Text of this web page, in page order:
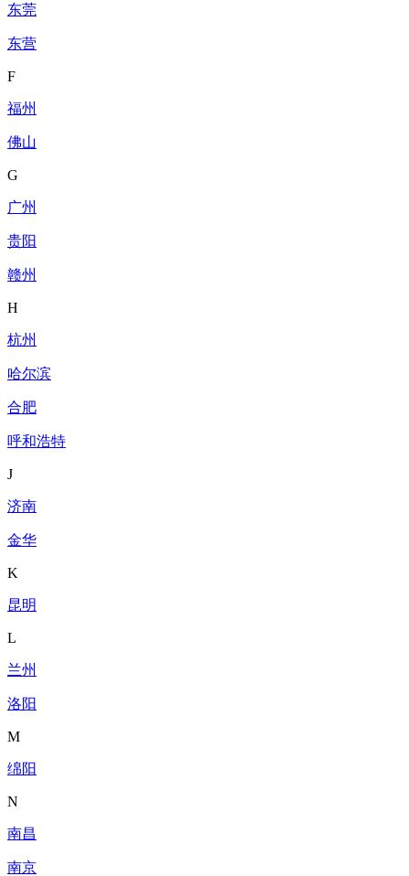
东莞
东营
F
福州
佛山
G
广州
贵阳
赣州
H
杭州
哈尔滨
合肥
呼和浩特
J
济南
金华
K
昆明
L
兰州
洛阳
M
绵阳
N
南昌
南京